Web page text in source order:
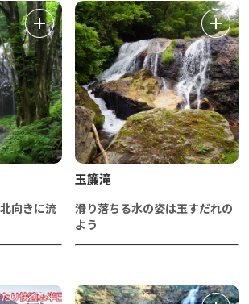
向きに流
玉簾滝
滑り落ちる水の姿は玉すだれの
よう